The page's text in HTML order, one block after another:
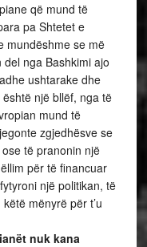
që mund të
pa Shtetet e
mundëshme se më
nga Bashkimi ajo
ushtarake dhe
një bllëf, nga të
mund të
zgjedhësve se
të pranonin një
për të financuar
një politikan, të
mënyrë për t’u
nuk kana